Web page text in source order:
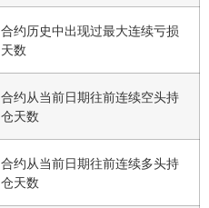
合约历史中出现过最大连续亏损
天数
合约从当前日期往前连续空头持
仓天数
合约从当前日期往前连续多头持
仓天数